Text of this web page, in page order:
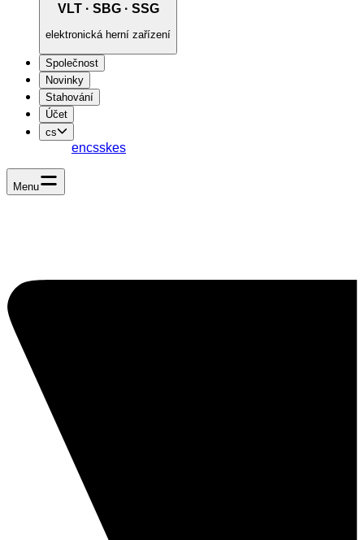
VLT · SBG · SSG
elektronická herní zařízení
Společnost
Novinky
Stahování
Účet
cs
encsskes
Menu